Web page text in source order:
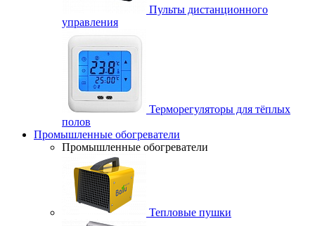
Пульты дистанционного
управления
Терморегуляторы для тёплых
полов
Промышленные обогреватели
Промышленные обогреватели
Тепловые пушки